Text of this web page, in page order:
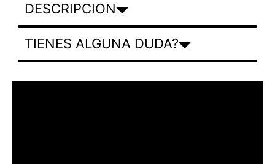
DESCRIPCION
TIENES ALGUNA DUDA?